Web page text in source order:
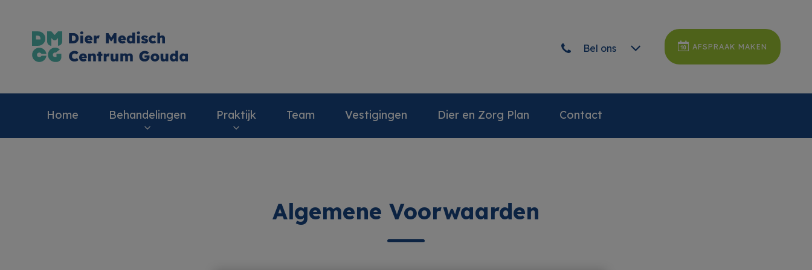
Bel ons AFSPRAAK MAKEN
Home Behandelingen Praktijk Team Vestigingen Dier en Zorg Plan Contact
Algemene Voorwaarden